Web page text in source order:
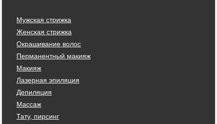
Мужская стрижка
Женская стрижка
Окрашивание волос
Перманентный макияж
Макияж
Лазерная эпиляция
Депиляция
Массаж
Тату, пирсинг